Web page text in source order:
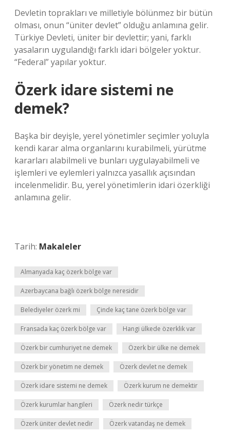
Devletin toprakları ve milletiyle bölünmez bir bütün
olması, onun “üniter devlet” olduğu anlamına gelir.
Türkiye Devleti, üniter bir devlettir; yani, farklı
yasaların uygulandığı farklı idari bölgeler yoktur.
“Federal” yapılar yoktur.
Özerk idare sistemi ne
demek?
Başka bir deyişle, yerel yönetimler seçimler yoluyla
kendi karar alma organlarını kurabilmeli, yürütme
kararları alabilmeli ve bunları uygulayabilmeli ve
işlemleri ve eylemleri yalnızca yasallık açısından
incelenmelidir. Bu, yerel yönetimlerin idari özerkliği
anlamına gelir.
Tarih: Makaleler
Almanyada kaç özerk bölge var
Azerbaycana bağlı özerk bölge neresidir
Belediyeler özerk mi Çinde kaç tane özerk bölge var
Fransada kaç özerk bölge var Hangi ülkede özerklik var
Özerk bir cumhuriyet ne demek Özerk bir ülke ne demek
Özerk bir yönetim ne demek Özerk devlet ne demek
Özerk idare sistemi ne demek Özerk kurum ne demektir
Özerk kurumlar hangileri Özerk nedir türkçe
Özerk üniter devlet nedir Özerk vatandaş ne demek